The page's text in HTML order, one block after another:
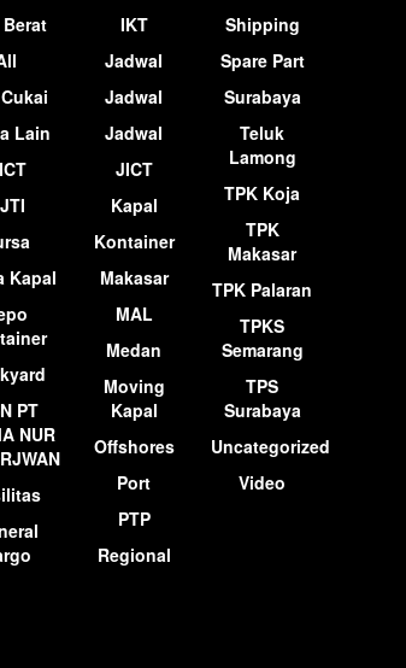
Lain
Kapal
PT
NUR
IKT
Jadwal
Jadwal
Jadwal
JICT
Kapal
Kontainer
Makasar
MAL
Medan
Moving
Kapal
Offshores
Port
PTP
Regional
Shipping
Spare Part
Surabaya
Teluk
Lamong
TPK Koja
TPK
Makasar
TPK Palaran
TPKS
Semarang
TPS
Surabaya
Uncategorized
Video